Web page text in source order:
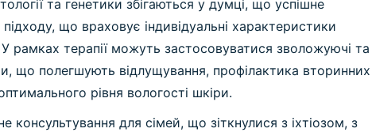
та генетики збігаються у думці, що успішне
що враховує індивідуальні характеристики
рамках терапії можуть застосовуватися зволожуючі та
що полегшують відлущування, профілактика вторинних
рівня вологості шкіри.
для сімей, що зіткнулися з іхтіозом, з